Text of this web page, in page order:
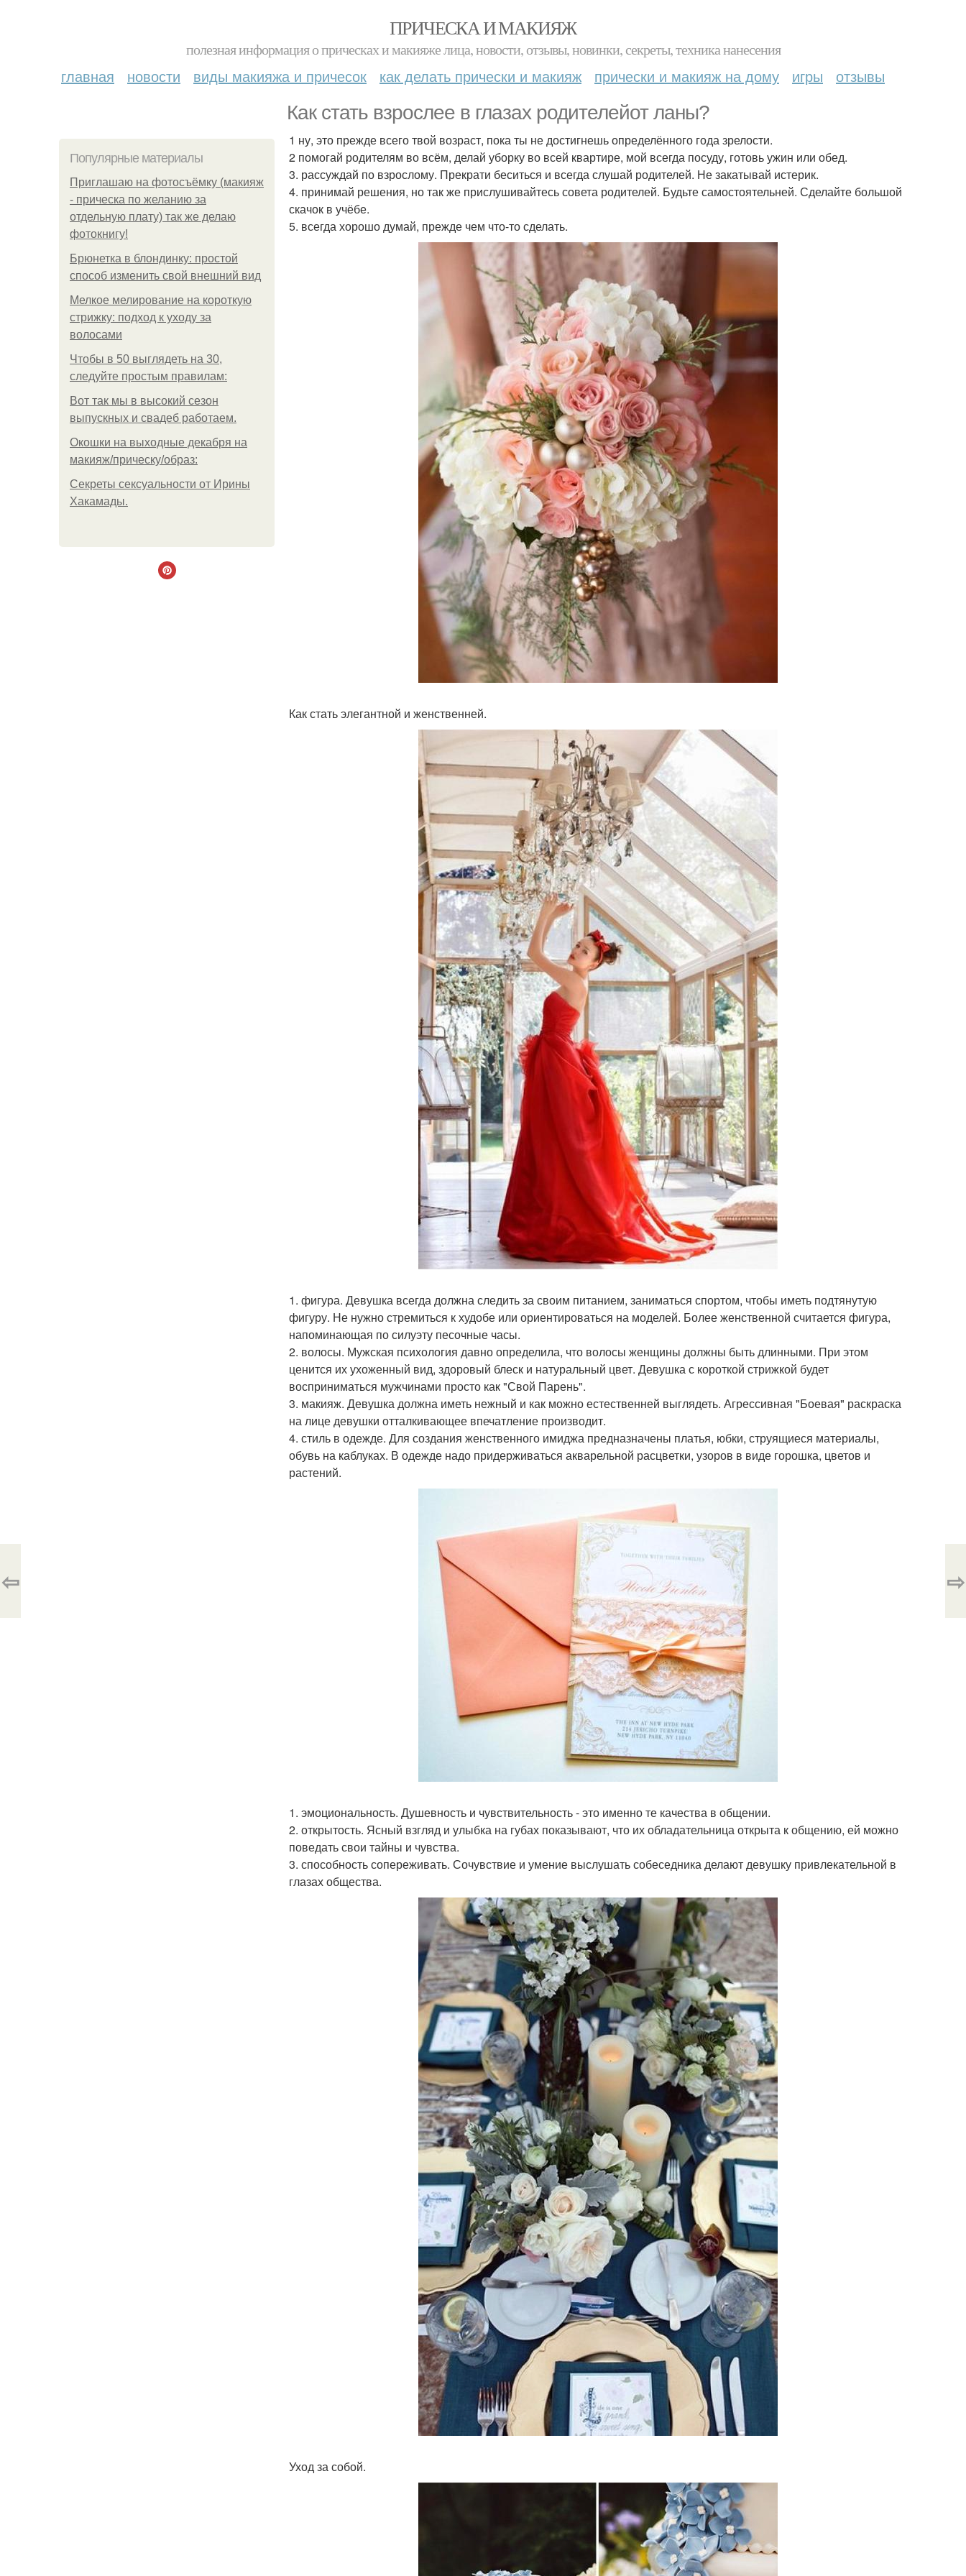
ПРИЧЕСКА И МАКИЯЖ
полезная информация о прическах и макияже лица, новости, отзывы, новинки, секреты, техника нанесения
главная новости виды макияжа и причесок как делать прически и макияж прически и макияж на дому игры отзывы
Как стать взрослее в глазах родителейот ланы?
Популярные материалы
Приглашаю на фотосъёмку (макияж
- прическа по желанию за
отдельную плату) так же делаю
фотокнигу!
Брюнетка в блондинку: простой
способ изменить свой внешний вид
Мелкое мелирование на короткую
стрижку: подход к уходу за
волосами
Чтобы в 50 выглядеть на 30,
следуйте простым правилам:
Вот так мы в высокий сезон
выпускных и свадеб работаем.
Окошки на выходные декабря на
макияж/прическу/образ:
Секреты сексуальности от Ирины
Хакамады.
1 ну, это прежде всего твой возраст, пока ты не достигнешь определённого года зрелости.
2 помогай родителям во всём, делай уборку во всей квартире, мой всегда посуду, готовь ужин или обед.
3. рассуждай по взрослому. Прекрати беситься и всегда слушай родителей. Не закатывай истерик.
4. принимай решения, но так же прислушивайтесь совета родителей. Будьте самостоятельней. Сделайте большой
скачок в учёбе.
5. всегда хорошо думай, прежде чем что-то сделать.
Как стать элегантной и женственней.
1. фигура. Девушка всегда должна следить за своим питанием, заниматься спортом, чтобы иметь подтянутую
фигуру. Не нужно стремиться к худобе или ориентироваться на моделей. Более женственной считается фигура,
напоминающая по силуэту песочные часы.
2. волосы. Мужская психология давно определила, что волосы женщины должны быть длинными. При этом
ценится их ухоженный вид, здоровый блеск и натуральный цвет. Девушка с короткой стрижкой будет
восприниматься мужчинами просто как "Свой Парень".
3. макияж. Девушка должна иметь нежный и как можно естественней выглядеть. Агрессивная "Боевая" раскраска
на лице девушки отталкивающее впечатление производит.
4. стиль в одежде. Для создания женственного имиджа предназначены платья, юбки, струящиеся материалы,
обувь на каблуках. В одежде надо придерживаться акварельной расцветки, узоров в виде горошка, цветов и
растений.
1. эмоциональность. Душевность и чувствительность - это именно те качества в общении.
2. открытость. Ясный взгляд и улыбка на губах показывают, что их обладательница открыта к общению, ей можно
поведать свои тайны и чувства.
3. способность сопереживать. Сочувствие и умение выслушать собеседника делают девушку привлекательной в
глазах общества.
Уход за собой.
⇦ ⇨